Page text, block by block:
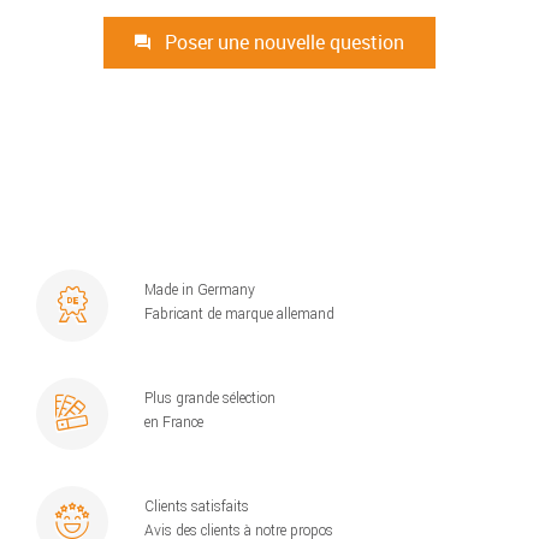
Poser une nouvelle question
Made in Germany
Fabricant de marque allemand
Plus grande sélection
en France
Clients satisfaits
Avis des clients à notre propos